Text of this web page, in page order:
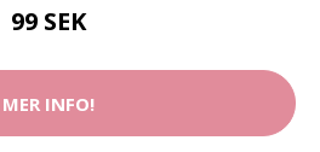
99 SEK
MER INFO!